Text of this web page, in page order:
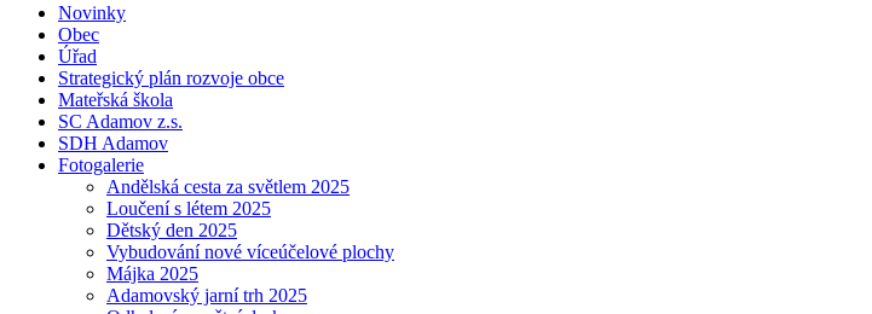
Novinky
Obec
Úřad
Strategický plán rozvoje obce
Mateřská škola
SC Adamov z.s.
SDH Adamov
Fotogalerie
Andělská cesta za světlem 2025
Loučení s létem 2025
Dětský den 2025
Vybudování nové víceúčelové plochy
Májka 2025
Adamovský jarní trh 2025